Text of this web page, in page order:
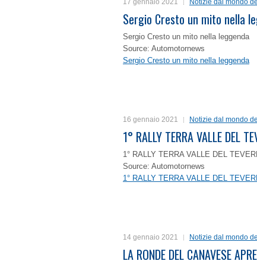
17 gennaio 2021 Notizie dal mondo
Sergio Cresto un mito nella
Sergio Cresto un mito nella leggenda
Source: Automotornews
Sergio Cresto un mito nella leggenda
16 gennaio 2021 Notizie dal mondo
1° RALLY TERRA VALLE DEL
1° RALLY TERRA VALLE DEL
Source: Automotornews
1° RALLY TERRA VALLE DEL
14 gennaio 2021 Notizie dal mondo
LA RONDE DEL CANAVESE